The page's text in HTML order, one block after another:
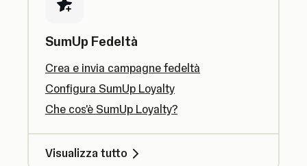
SumUp Fedeltà
Crea e invia campagne fedeltà
Configura SumUp Loyalty
Che cos'è SumUp Loyalty?
Visualizza tutto